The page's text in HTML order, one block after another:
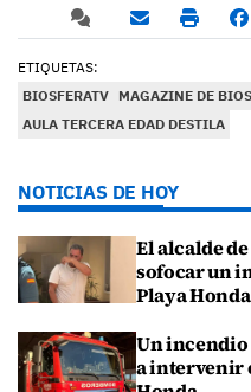
ETIQUETAS:
BIOSFERATV MAGAZINE DE
AULA TERCERA EDAD DESTILA
NOTICIAS DE HOY
El alcalde
sofocar un
Playa Honda
Un incendio
a intervenir